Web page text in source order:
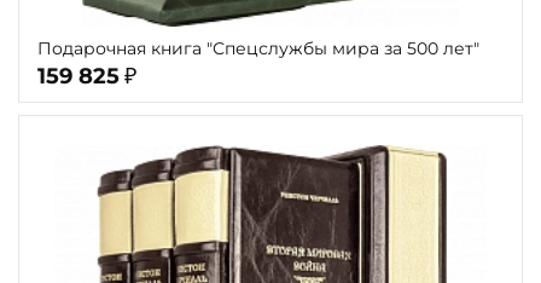
Подарочная книга "Спецслужбы мира за 500 лет"
159 825 ₽